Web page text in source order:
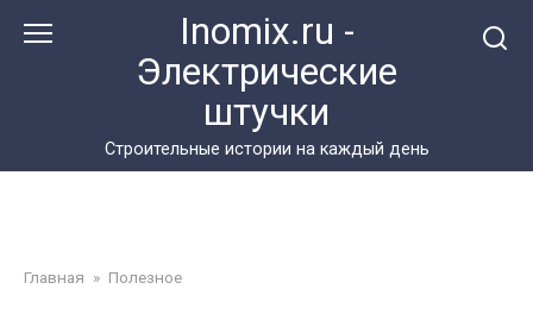
Inomix.ru -
Электрические
штучки
Cтроительные истории на каждый день
Главная » Полезное